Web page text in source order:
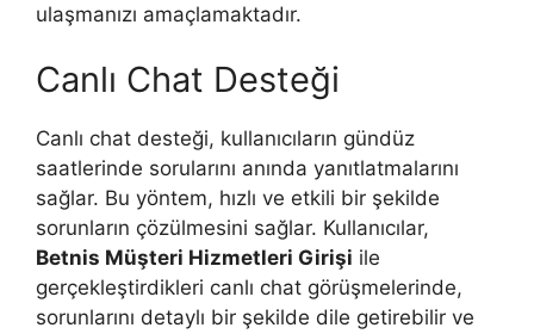
ulaşmanızı amaçlamaktadır.
Canlı Chat Desteği
Canlı chat desteği, kullanıcıların gündüz
saatlerinde sorularını anında yanıtlatmalarını
sağlar. Bu yöntem, hızlı ve etkili bir şekilde
sorunların çözülmesini sağlar. Kullanıcılar,
Betnis Müşteri Hizmetleri Girişi ile
gerçekleştirdikleri canlı chat görüşmelerinde,
sorunlarını detaylı bir şekilde dile getirebilir ve